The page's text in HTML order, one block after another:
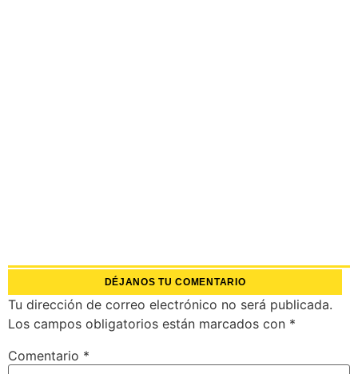
DÉJANOS TU COMENTARIO
Tu dirección de correo electrónico no será publicada.
Los campos obligatorios están marcados con *
Comentario *